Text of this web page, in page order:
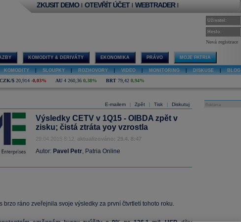
ZKUSIT DEMO | OTEVŘÍT ÚČET | WEBTRADER |
Uživatel:
Heslo:
Nová registrace
KOMODITY & DERIVÁTY EKONOMIKA PRÁVO MOJE PATRIA
KOMODITY SLOUPKY ROZHOVORY VIDEO MONITORING DISKUSE BLOG
CZK/$ 20,914 -0,03% AU 4 260,36 0,38% BRT 79,42 0,94%
E-mailem Zpět Tisk Diskutuj
Výsledky CETV v 1Q15 - OIBDA zpět v
zisku; čistá ztráta yoy vzrostla
29.04.2015 8:12, aktualizováno: 29.4. 8:47
Autor: Pavel Petr, Patria Online
brzo ráno zveřejnila svoje výsledky za první čtvrtletí tohoto roku.
Reklama